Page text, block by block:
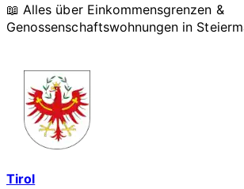
📖 Alles über Einkommensgrenzen &
Genossenschaftswohnungen in
Tirol